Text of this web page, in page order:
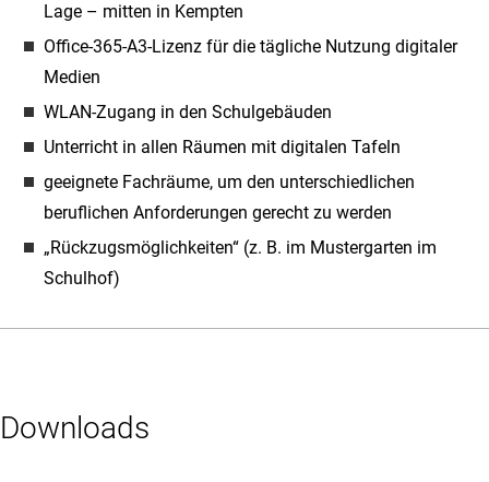
Lage – mitten in Kempten
Office-365-A3-Lizenz für die tägliche Nutzung digitaler
Medien
WLAN-Zugang in den Schulgebäuden
Unterricht in allen Räumen mit digitalen Tafeln
geeignete Fachräume, um den unterschiedlichen
beruflichen Anforderungen gerecht zu werden
„Rückzugsmöglichkeiten“ (z. B. im Mustergarten im
Schulhof)
Downloads